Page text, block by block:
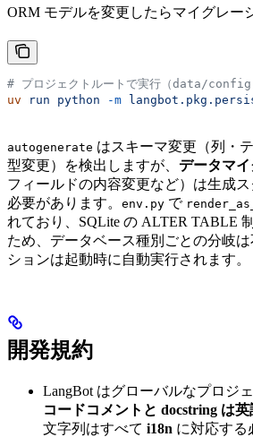
ORM モデルを変更したらマイグレー
# プロジェクトルートで実行（data/
uv run python -m
autogenerate はスキーマ変更（列・
型変更）を検出しますが、 データマ
フィールドの内容変更など）は生成
必要があります。 env.py で
れており、SQLite の ALTER TABLE
ため、データベース種別ごとの分岐
ションは起動時に自動実行されます。
開発規約
LangBot はグローバルなプロジ
コードコメントと docstring は英
文字列はすべて i18n に対応する